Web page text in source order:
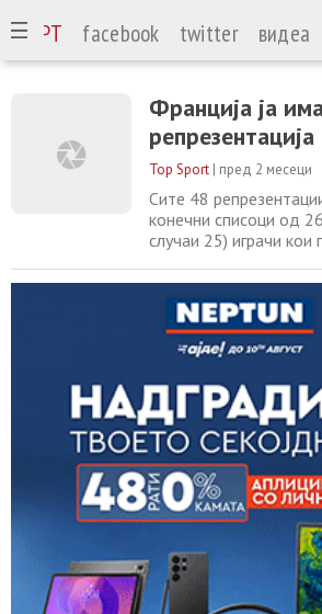
СПОРТ facebook twitter видеа
Франција ја
Top Sport | пред 2 месеци
Сите 48
конечни списоци од
случаи 25) играчи кои
ова е вистинско
голем број
најинтересните
вредностите на
Transfermarkt ,
за проценка на